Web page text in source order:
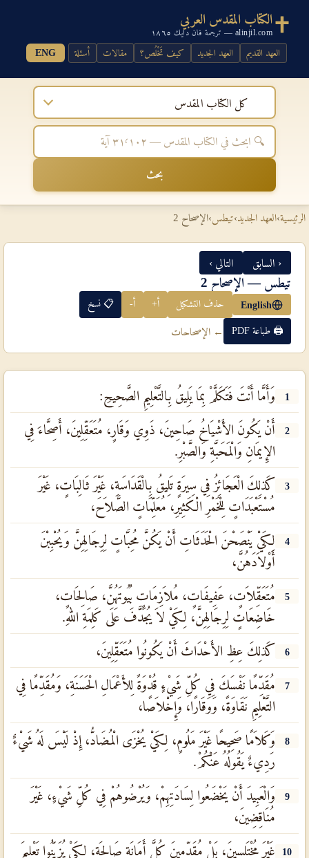
الكتاب المقدس العربي
alinjil.com — ترجمة فان دايك ١٨٦٥
العهد القديم العهد الجديد كيف تَخْلُص؟ مقالات أسئلة ENG
كل الكتاب المقدس
بحث
الرئيسية›العهد الجديد›تيطس ›الإصحاح 2
‹ السابق التالي ›
تيطس — الإصحاح 2
English حذف التشكيل أ+ أ- 📋 نسخ
🖨 طباعة PDF ← الإصحاحات
1 وَأَمَّا أَنْتَ فَتَكَلَّمْ بِمَا يَلِيقُ بِالتَّعْلِيمِ الصَّحِيحِ:
2
أَنْ يَكُونَ الأَشْيَاخُ صَاحِينَ، ذَوِي وَقَارٍ، مُتَعَقِّلِينَ، أَصِحَّاءَ فِي
الإِيمَانِ وَالْمَحَبَّةِ وَالصَّبْرِ.
3
كَذلِكَ الْعَجَائِزُ فِي سِيرَةٍ تَلِيقُ بِالْقَدَاسَةِ، غَيْرَ ثَالِبَاتٍ، غَيْرَ
مُسْتَعْبَدَاتٍ لِلْخَمْرِ الْكَثِيرِ، مُعَلِّمَاتٍ الصَّلاَحَ،
4
لِكَيْ يَنْصَحْنَ الْحَدَثَاتِ أَنْ يَكُنَّ مُحِبَّاتٍ لِرِجَالِهِنَّ وَيُحْبِبْنَ
أَوْلاَدَهُنَّ،
5
مُتَعَقِّلاَتٍ، عَفِيفَاتٍ، مُلاَزِمَاتٍ بُيُوتَهُنَّ، صَالِحَاتٍ،
خَاضِعَاتٍ لِرِجَالِهِنَّ، لِكَيْ لاَ يُجَدَّفَ عَلَى كَلِمَةِ اللهِ.
6 كَذلِكَ عِظِ الأَحْدَاثَ أَنْ يَكُونُوا مُتَعَقِّلِينَ،
7
مُقَدِّمًا نَفْسَكَ فِي كُلِّ شَيْءٍ قُدْوَةً لِلأَعْمَالِ الْحَسَنَةِ، وَمُقَدِّمًا فِي
التَّعْلِيمِ نَقَاوَةً، وَوَقَارًا، وَإِخْلاَصًا،
8
وَكَلاَمًا صَحِيحًا غَيْرَ مَلُومٍ، لِكَيْ يُخْزَى الْمُضَادُّ، إِذْ لَيْسَ لَهُ شَيْءٌ
رَدِيءٌ يَقُولُهُ عَنْكُمْ.
9
وَالْعَبِيدَ أَنْ يَخْضَعُوا لِسَادَتِهِمْ، وَيُرْضُوهُمْ فِي كُلِّ شَيْءٍ، غَيْرَ
مُنَاقِضِينَ،
10
غَيْرَ مُخْتَلِسِينَ، بَلْ مُقَدِّمِينَ كُلَّ أَمَانَةٍ صَالِحَةٍ، لِكَيْ يُزَيِّنُوا تَعْلِيمَ